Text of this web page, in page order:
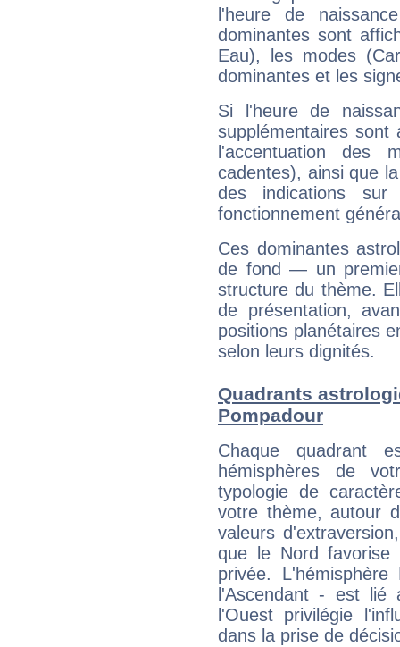
l'heure de
dominantes sont
Eau), les modes
dominantes et les
Si l'heure de
supplémentaires sont
l'accentuation des
cadentes), ainsi que
des indications sur
fonctionnement
Ces dominantes
de fond — un
structure du thème.
de présentation,
positions planétaires
selon leurs dignités.
Quadrants
Pompadour
Chaque quadrant
hémisphères de
typologie de
votre thème, autour
valeurs
que le Nord favorise
privée.
l'Ascendant - est
l'Ouest privilégie
dans la prise de